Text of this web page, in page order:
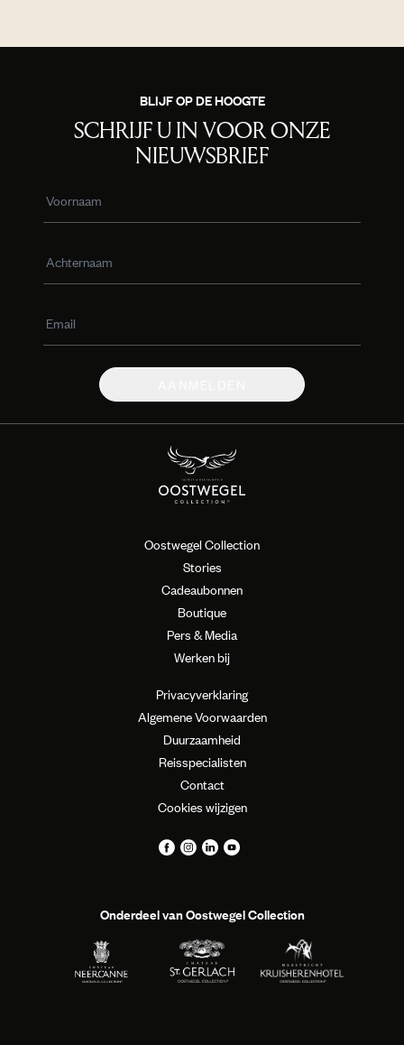
BLIJF OP DE HOOGTE
SCHRIJF U IN VOOR ONZE
NIEUWSBRIEF
Oostwegel Collection
Stories
Cadeaubonnen
Boutique
Pers & Media
Werken bij
Privacyverklaring
Algemene Voorwaarden
Duurzaamheid
Reisspecialisten
Contact
Cookies wijzigen
Onderdeel van Oostwegel Collection